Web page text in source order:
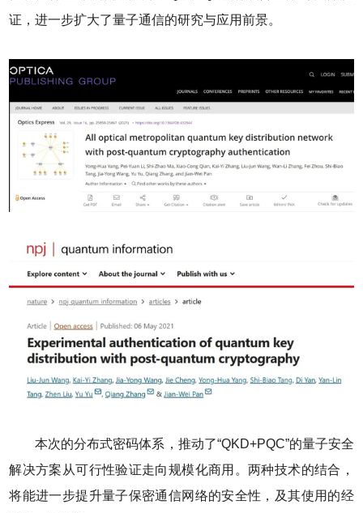
证，进一步扩大了量子通信的研究与应用前景。
本次的分布式密码体系，推动了“QKD+PQC”的量子安全
解决方案从可行性验证走向规模化商用。两种技术的结合，
将能进一步提升量子保密通信网络的安全性，及其使用的经